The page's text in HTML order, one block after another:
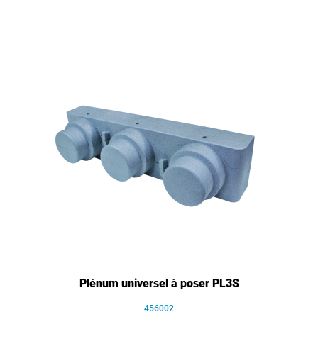
Plénum universel à poser PL3S
456002